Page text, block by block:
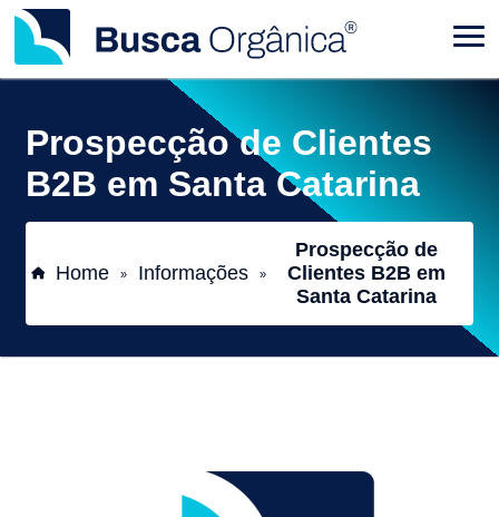
Prospecção de Clientes
B2B em Santa Catarina
Home » Informações »
Prospecção de
Clientes B2B em
Santa Catarina